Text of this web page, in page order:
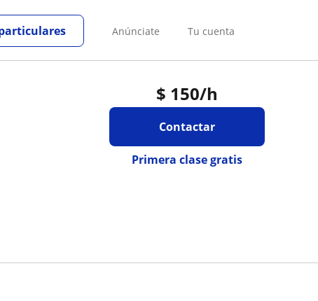
Anúnciate Tu cuenta
$ 150/h
Contactar
Primera clase gratis